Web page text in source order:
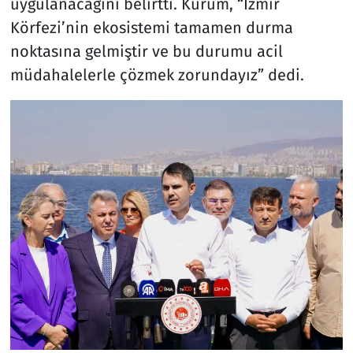
uygulanacağını belirtti. Kurum, “İzmir
Körfezi’nin ekosistemi tamamen durma
noktasına gelmiştir ve bu durumu acil
müdahalelerle çözmek zorundayız” dedi.